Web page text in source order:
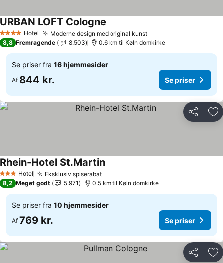
4 StjernerHotel Moderne design med original kunst
URBAN LOFT Cologne
8,8 Fremragende 8.503 0.6 km til Køln domkirke
Se priser fra 16 hjemmesider
Af 844 kr. Se priser
Del
3 StjernerHotel Eksklusiv spiserabat
Rhein-Hotel St.Martin
8,2 Meget godt 5.971 0.5 km til Køln domkirke
Se priser fra 10 hjemmesider
Af 769 kr. Se priser
Del